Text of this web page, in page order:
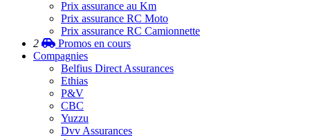
Prix assurance au Km
Prix assurance RC Moto
Prix assurance RC Camionnette
2
Promos en cours
Compagnies
Belfius Direct Assurances
Ethias
P&V
CBC
Yuzzu
Dvv Assurances